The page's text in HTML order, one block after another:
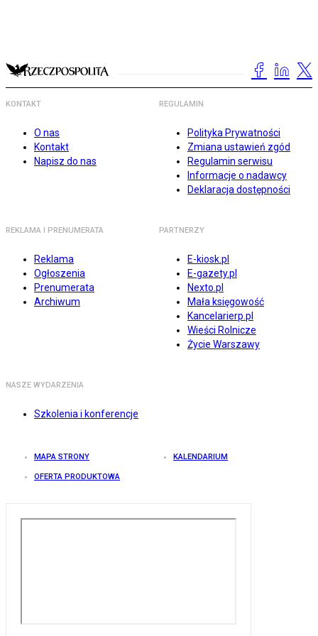
KONTAKT
O nas
Kontakt
Napisz do nas
REGULAMIN
Polityka Prywatności
Zmiana ustawień zgód
Regulamin serwisu
Informacje o nadawcy
Deklaracja dostępności
REKLAMA I PRENUMERATA
Reklama
Ogłoszenia
Prenumerata
Archiwum
PARTNERZY
E-kiosk.pl
E-gazety.pl
Nexto.pl
Mała księgowość
Kancelarierp.pl
Wieści Rolnicze
Życie Warszawy
NASZE WYDARZENIA
Szkolenia i konferencje
MAPA STRONY KALENDARIUM
OFERTA PRODUKTOWA